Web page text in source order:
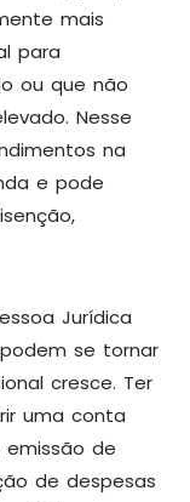
mais
para
ou que não
Nesse
na
e pode
Jurídica
se tornar
cresce. Ter
uma conta
emissão de
de despesas